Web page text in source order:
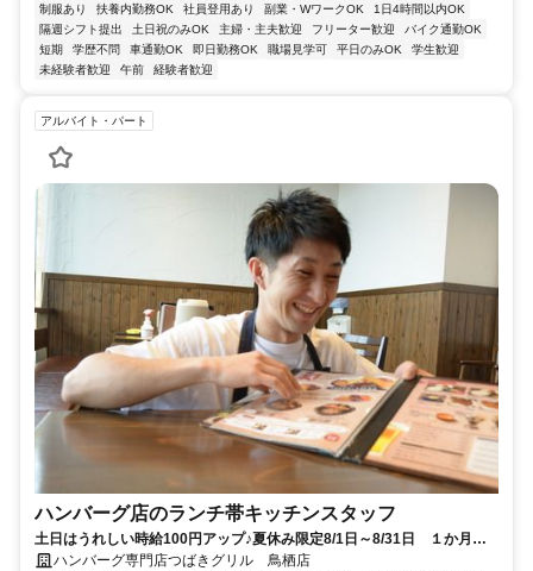
制服あり 扶養内勤務OK 社員登用あり 副業・WワークOK
1日4時間以内OK
隔週シフト提出
土日祝のみOK 主婦・主夫歓迎 フリーター歓迎
バイク通勤OK
短期
学歴不問 車通勤OK 即日勤務OK 職場見学可 平日のみOK
学生歓迎
未経験者歓迎
午前 経験者歓迎
アルバイト・パート
ハンバーグ店のランチ帯キッチンスタッフ
土日はうれしい時給100円アップ♪夏休み限定8/1日～8/31日 １か月限
定 終日時給100円アップ♪ランチ帯募集＞未経験スタート歓迎！週2日
ハンバーグ専門店つばきグリル 鳥栖店